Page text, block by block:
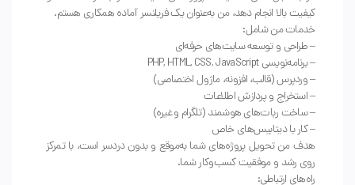
کیفیت بالا انجام دهد، من به‌عنوان یک فریلنسر آماده همکاری هستم.
خدمات من شامل:
– طراحی و توسعه سایت‌های حرفه‌ای
– برنامه‌نویسی PHP, HTML, CSS, JavaScript
– وردپرس (قالب، افزونه، ماژول اختصاصی)
– استخراج و پردازش اطلاعات
– ساخت ربات‌های هوشمند (تلگرام و غیره)
– کار با دیتابیس‌های خاص
هدف من تحویل پروژه‌های شما به‌موقع و بدون دردسر است، با تمرکز
روی رشد و موفقیت کسب‌وکار شما.
راه‌های ارتباطی: